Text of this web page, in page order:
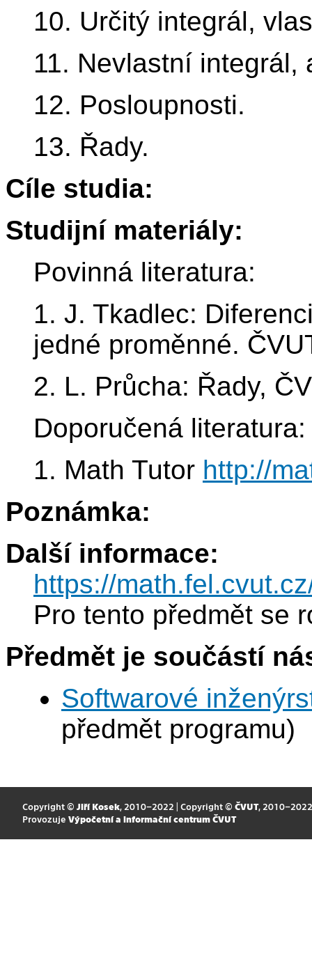
10. Určitý integrál,
11. Nevlastní integrál,
12. Posloupnosti.
13. Řady.
Cíle studia:
Studijní materiály:
Povinná literatura:
1. J. Tkadlec:
jedné proměnné.
2. L. Průcha: Řady,
Doporučená literatura:
1. Math Tutor http://
Poznámka:
Další informace:
https://
Pro tento předmět se
Předmět je součástí
Softwarové
předmět programu)
Copyright © Jiří Kosek, 2010–2022 | Copyright © ČVUT, 2010–2022
Provozuje Výpočetní a informační centrum ČVUT